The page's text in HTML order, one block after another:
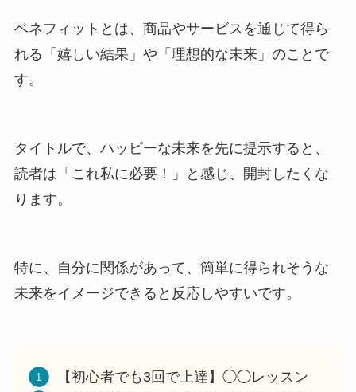
ベネフィットとは、商品やサービスを通じて得ら
れる「嬉しい結果」や「理想的な未来」のことで
す。
タイトルで、ハッピーな未来を先に提示すると、
読者は「これ私に必要！」と感じ、開封したくな
ります。
特に、自分に関係があって、簡単に得られそうな
未来をイメージできると反応しやすいです。
【初心者でも3回で上達】◯◯レッスン